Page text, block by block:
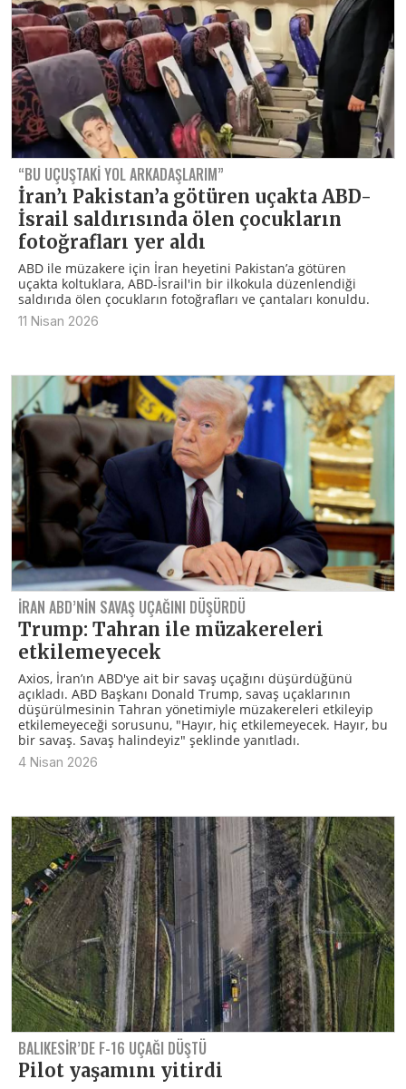
“BU UÇUŞTAKI YOL ARKADAŞLARIM”
İran’ı Pakistan’a götüren uçakta ABD-
İsrail saldırısında ölen çocukların
fotoğrafları yer aldı
ABD ile müzakere için İran heyetini Pakistan’a götüren
uçakta koltuklara, ABD-İsrail'in bir ilkokula düzenlendiği
saldırıda ölen çocukların fotoğrafları ve çantaları konuldu.
11 Nisan 2026
İRAN ABD’NIN SAVAŞ UÇAĞINI DÜŞÜRDÜ
Trump: Tahran ile müzakereleri
etkilemeyecek
Axios, İran’ın ABD'ye ait bir savaş uçağını düşürdüğünü
açıkladı. ABD Başkanı Donald Trump, savaş uçaklarının
düşürülmesinin Tahran yönetimiyle müzakereleri etkileyip
etkilemeyeceği sorusunu, "Hayır, hiç etkilemeyecek. Hayır, bu
bir savaş. Savaş halindeyiz" şeklinde yanıtladı.
4 Nisan 2026
BALIKESIR’DE F-16 UÇAĞI DÜŞTÜ
Pilot yaşamını yitirdi